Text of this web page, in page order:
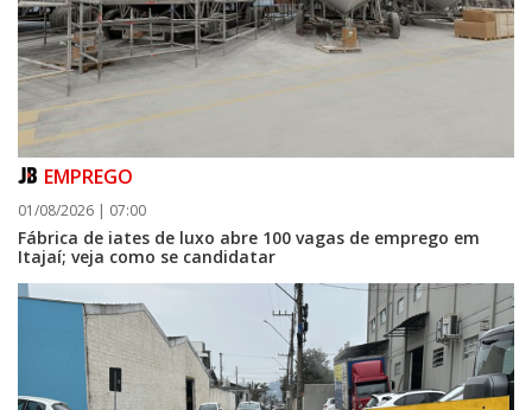
EMPREGO
01/08/2026 | 07:00
Fábrica de iates de luxo abre 100 vagas de emprego em
Itajaí; veja como se candidatar